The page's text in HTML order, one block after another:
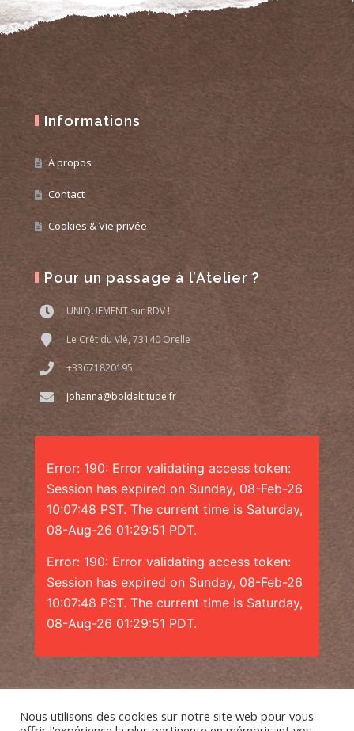
Informations
À propos
Contact
Cookies & Vie privée
Pour un passage à l’Atelier ?
UNIQUEMENT sur RDV !
Le Crêt du Vlé, 73140 Orelle
+33671820195
Johanna@boldaltitude.fr
Error: 190: Error validating access token:
Session has expired on Sunday, 08-Feb-26
10:07:48 PST. The current time is Saturday,
08-Aug-26 01:29:51 PDT.
Error: 190: Error validating access token:
Session has expired on Sunday, 08-Feb-26
10:07:48 PST. The current time is Saturday,
08-Aug-26 01:29:51 PDT.
Nous utilisons des cookies sur notre site web pour vous